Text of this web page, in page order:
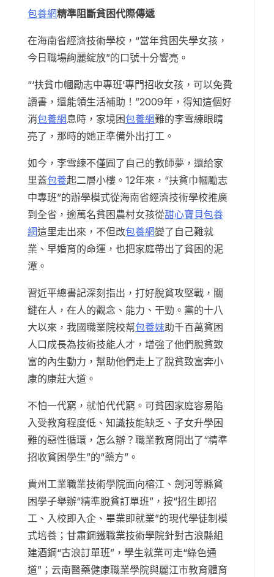
包養網精準阻斷貧困代際傳遞
在海南省經濟技術學校，“當年貧困失學女孩，
今日職場絢麗綻放”的口號十分響亮。
“‘扶貧巾幗勵志中專班’專門招收女孩，可以免費
讀書，還能領生活補助！”2009年，得知這個好
消包養網息時，家境困包養網難的李雪練眼睛
亮了，那時的她正準備外出打工。
如今，李雪練不僅圓了自己的教師夢，還給家
里蓋包養起二層小樓。12年來，“扶貧巾幗勵志
中專班”的辦學模式從海南省經濟技術學校推廣
到全省，逾萬名貧困農村女孩從甜心寶貝包養
網這里走出來，不但改包養網變了自己難就
業、早婚育的命運，也把家庭帶出了貧困的泥
潭。
習近平總書記深刻指出，打好脫貧攻堅戰，關
鍵在人，在人的觀念、能力、干勁。黨的十八
大以來，我國職業院校幫包養妹助千百萬貧困
人口成長為技術技能人才，增強了他們脫貧致
富的內生動力，幫助他們走上了脫貧致富奔小
康的康莊大道。
不怕一代窮，就怕代代窮。可貧困家庭容易陷
入受教育程度低、知識技能缺乏、子女升學困
難的惡性循環，怎么辦？職業教育開出了“精準
招收貧困學生”的“藥方”。
貴州工業職業技術學院面向榕江、劍河等縣貧
困學子舉辦“精準脫貧訂單班”，按“招生即招
工、入校即入企、畢業即就業”的現代學徒制模
式培養；甘肅鋼鐵職業技術學院針對古浪縣組
建酒鋼“古浪訂單班”，學生就業可走“綠色通
道”；云南醫藥健康職業學院與麗江市教育體育